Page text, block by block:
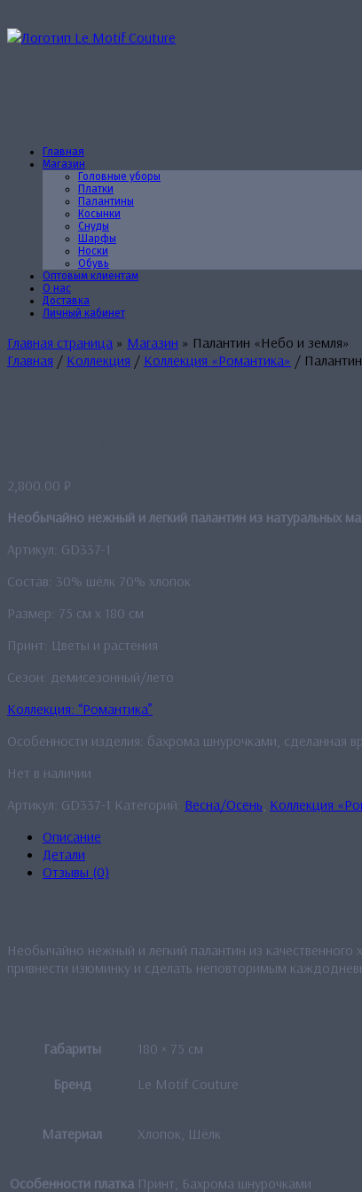
к
Главная
Магазин
Головные уборы
Платки
Палантины
Косынки
Снуды
Шарфы
Носки
Обувь
Оптовым клиентам
О нас
Доставка
Личный кабинет
Главная страница » Магазин » Палантин «Небо и земля»
Главная / Коллекция / Коллекция «Романтика» /
2,800.00 ₽
Необычайно нежный и легкий палантин из натуральных
Артикул: GD337-1
Состав: 30% шёлк 70% хлопок
Размер: 75 см x 180 см
Принт: Цветы и растения
Сезон: демисезонный/лето
Коллекция: “Романтика”
Особенности изделия: бахрома шнурочками, сделанная
Нет в наличии
Артикул: GD337-1 Категорий: Весна/Осень Коллекция
Описание
Детали
Отзывы (0)
Необычайно нежный и легкий палантин из
привнести изюминку и сделать неповторимым
Габариты
180 × 75 см
Бренд
Le Motif Couture
Материал Хлопок, Шёлк
Особенности платка Принт, Бахрома шнурочками